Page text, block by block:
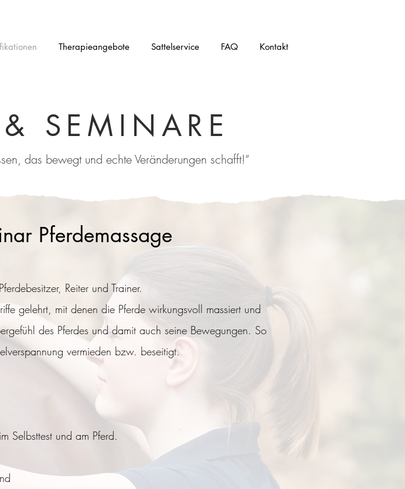
Therapieangebote Sattelservice FAQ Kontakt
SEMINARE
das bewegt und echte Veränderungen schafft!“
Pferdemassage
Reiter und Trainer.
gelehrt, mit denen die Pferde wirkungsvoll massiert und
des Pferdes und damit auch seine Bewegungen. So
vermieden bzw. beseitigt.
Selbsttest und am Pferd.